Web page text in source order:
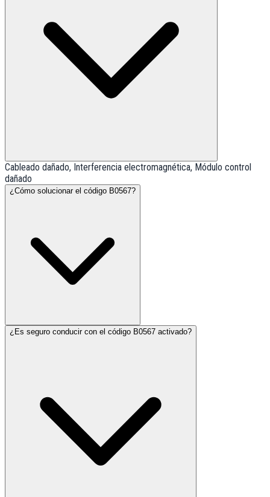
Cableado dañado, Interferencia electromagnética, Módulo control
dañado
¿Cómo solucionar el código B0567?
¿Es seguro conducir con el código B0567 activado?